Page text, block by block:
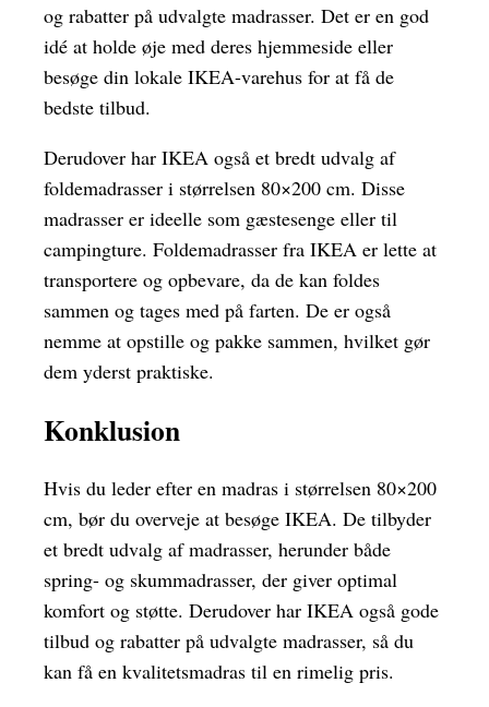
og rabatter på udvalgte madrasser. Det er en god
idé at holde øje med deres hjemmeside eller
besøge din lokale IKEA-varehus for at få de
bedste tilbud.
Derudover har IKEA også et bredt udvalg af
foldemadrasser i størrelsen 80×200 cm. Disse
madrasser er ideelle som gæstesenge eller til
campingture. Foldemadrasser fra IKEA er lette at
transportere og opbevare, da de kan foldes
sammen og tages med på farten. De er også
nemme at opstille og pakke sammen, hvilket gør
dem yderst praktiske.
Konklusion
Hvis du leder efter en madras i størrelsen 80×200
cm, bør du overveje at besøge IKEA. De tilbyder
et bredt udvalg af madrasser, herunder både
spring- og skummadrasser, der giver optimal
komfort og støtte. Derudover har IKEA også gode
tilbud og rabatter på udvalgte madrasser, så du
kan få en kvalitetsmadras til en rimelig pris.